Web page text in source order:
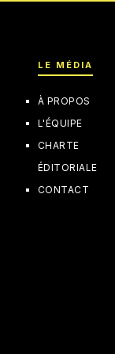
LE MÉDIA
À PROPOS
L'ÉQUIPE
CHARTE
ÉDITORIALE
CONTACT